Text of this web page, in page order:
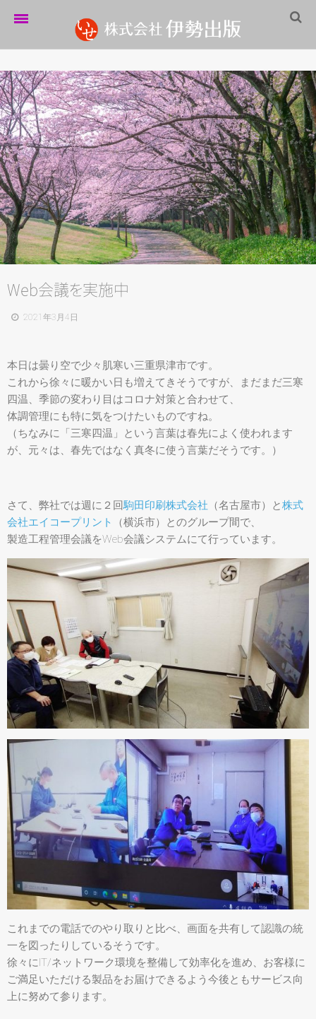
伊勢出版だより
営業案内
制作実績
企業情報
採用情報
パートナーシップ
お問い合わせ
サイトマップ
Web会議を実施中
2021年3月4日
本日は曇り空で少々肌寒い三重県津市です。
これから徐々に暖かい日も増えてきそうですが、まだまだ三寒
四温、季節の変わり目はコロナ対策と合わせて、
体調管理にも特に気をつけたいものですね。
（ちなみに「三寒四温」という言葉は春先によく使われます
が、元々は、春先ではなく真冬に使う言葉だそうです。）
さて、弊社では週に２回駒田印刷株式会社 （名古屋市）と株式
会社エイコープリント
（横浜市）とのグループ間で、
製造工程管理会議をWeb会議システムにて行っています。
これまでの電話でのやり取りと比べ、画面を共有して認識の統
一を図ったりしているそうです。
徐々にIT/ネットワーク環境を整備して効率化を進め、お客様に
ご満足いただける製品をお届けできるよう今後ともサービス向
上に努めて参ります。